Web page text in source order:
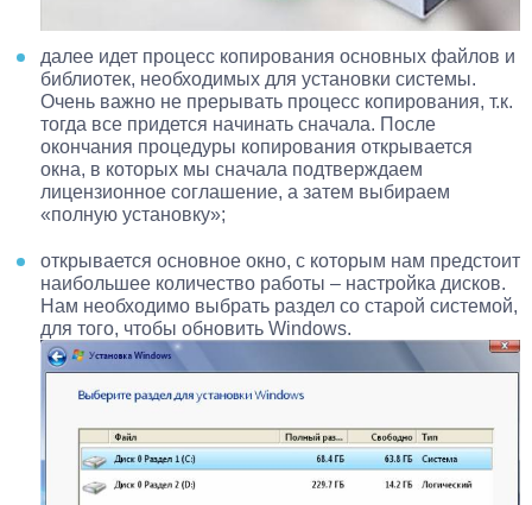
далее идет процесс копирования основных файлов и
библиотек, необходимых для установки системы.
Очень важно не прерывать процесс копирования, т.к.
тогда все придется начинать сначала. После
окончания процедуры копирования открывается
окна, в которых мы сначала подтверждаем
лицензионное соглашение, а затем выбираем
«полную установку»;
открывается основное окно, с которым нам предстоит
наибольшее количество работы – настройка дисков.
Нам необходимо выбрать раздел со старой системой,
для того, чтобы обновить Windows.